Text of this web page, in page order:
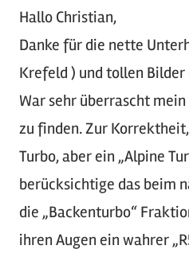
Hallo Christian,
Danke für die nette
Krefeld ) und tollen
War sehr überrascht
zu finden. Zur
Turbo, aber ein „Alpine
berücksichtige das beim
die „Backenturbo“
ihren Augen ein wahrer